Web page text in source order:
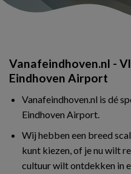
Vanafeindhoven.nl -
Eindhoven Airport
Vanafeindhoven.nl is dé
Eindhoven Airport.
Wij hebben een breed
kunt kiezen, of je nu wilt
cultuur wilt ontdekken in